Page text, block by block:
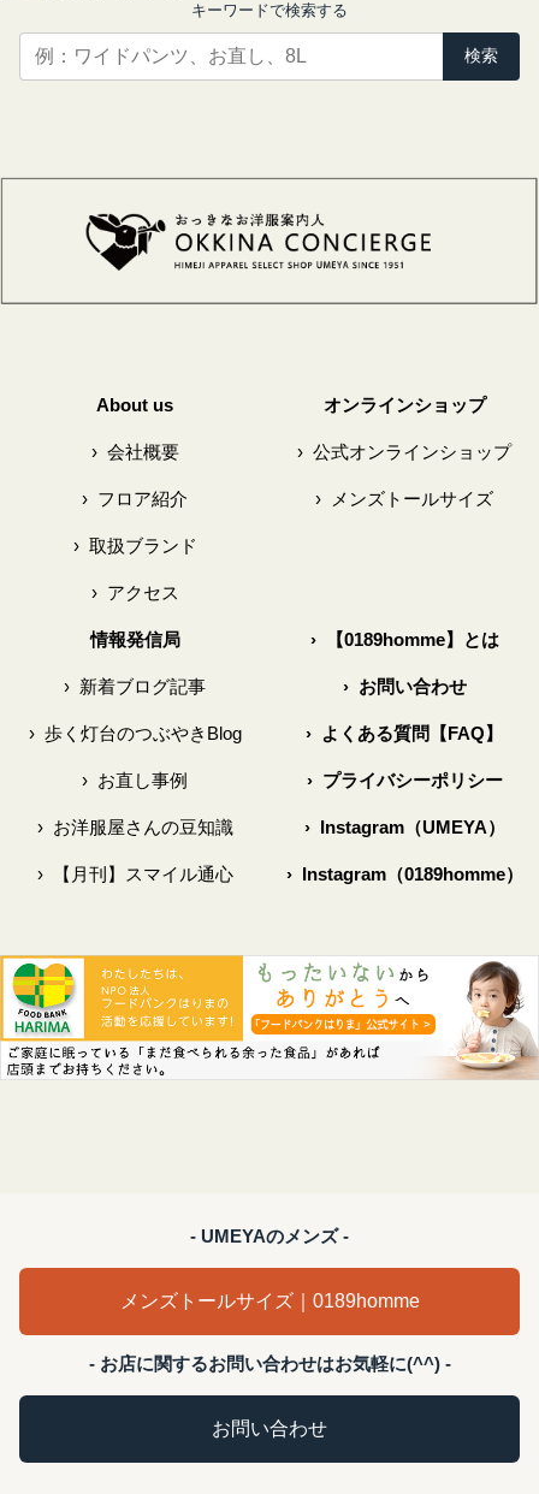
キーワードで検索する
検索
About us
›会社概要
› フロア紹介
›取扱ブランド
›アクセス
オンラインショップ
› 公式オンラインショップ
› メンズトールサイズ
情報発信局
› 新着ブログ記事
›歩く灯台のつぶやきBlog
› お直し事例
›お洋服屋さんの豆知識
›【月刊】スマイル通心
›【0189homme】とは
›お問い合わせ
› よくある質問【FAQ】
›プライバシーポリシー
›Instagram（UMEYA）
›Instagram（0189homme）
- UMEYAのメンズ -
メンズトールサイズ｜0189homme
- お店に関するお問い合わせはお気軽に(^^) -
お問い合わせ